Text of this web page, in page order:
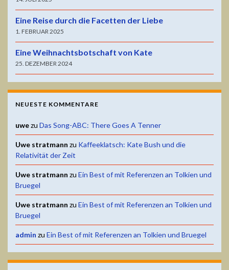
Eine Reise durch die Facetten der Liebe
1. FEBRUAR 2025
Eine Weihnachtsbotschaft von Kate
25. DEZEMBER 2024
NEUESTE KOMMENTARE
uwezu Das Song-ABC: There Goes A Tenner
Uwe stratmann zu Kaffeeklatsch: Kate Bush und die
Relativität der Zeit
Uwe stratmann zu Ein Best of mit Referenzen an Tolkien und
Bruegel
Uwe stratmann zu Ein Best of mit Referenzen an Tolkien und
Bruegel
admin zu Ein Best of mit Referenzen an Tolkien und Bruegel